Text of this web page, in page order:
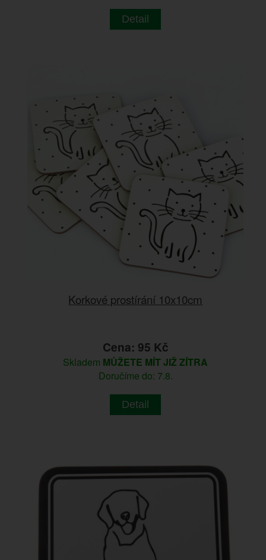
Detail
Korkové prostírání 10x10cm
Cena: 95 Kč
Skladem MŮŽETE MÍT JIŽ ZÍTRA
Doručíme do: 7.8.
Detail